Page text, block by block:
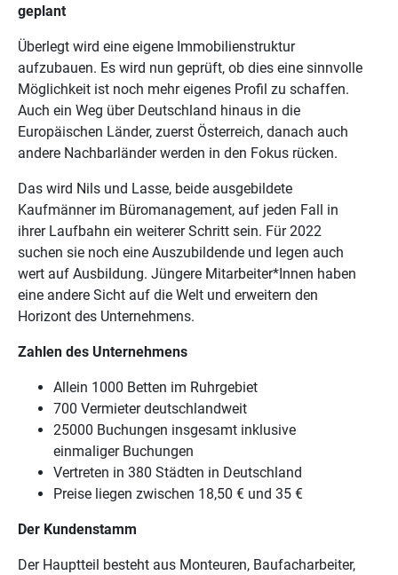
geplant
Überlegt wird eine eigene Immobilienstruktur
aufzubauen. Es wird nun geprüft, ob dies eine sinnvolle
Möglichkeit ist noch mehr eigenes Profil zu schaffen.
Auch ein Weg über Deutschland hinaus in die
Europäischen Länder, zuerst Österreich, danach auch
andere Nachbarländer werden in den Fokus rücken.
Das wird Nils und Lasse, beide ausgebildete
Kaufmänner im Büromanagement, auf jeden Fall in
ihrer Laufbahn ein weiterer Schritt sein. Für 2022
suchen sie noch eine Auszubildende und legen auch
wert auf Ausbildung. Jüngere Mitarbeiter*Innen haben
eine andere Sicht auf die Welt und erweitern den
Horizont des Unternehmens.
Zahlen des Unternehmens
Allein 1000 Betten im Ruhrgebiet
700 Vermieter deutschlandweit
25000 Buchungen insgesamt inklusive
einmaliger Buchungen
Vertreten in 380 Städten in Deutschland
Preise liegen zwischen 18,50 € und 35 €
Der Kundenstamm
Der Hauptteil besteht aus Monteuren, Baufacharbeiter,